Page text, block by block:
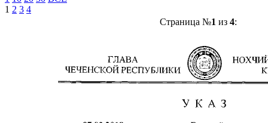
1 2 3 4
Страница №1 из 4: